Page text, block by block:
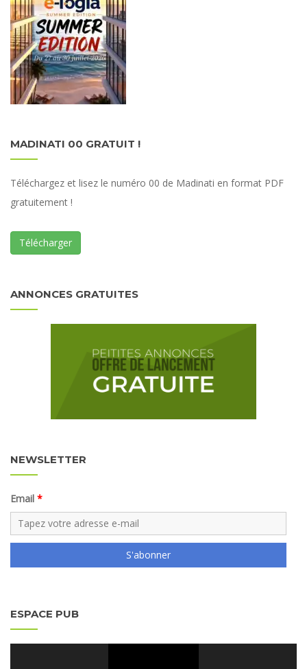
MADINATI 00 GRATUIT !
Téléchargez et lisez le numéro 00 de Madinati en format PDF
gratuitement !
Télécharger
ANNONCES GRATUITES
NEWSLETTER
Email
S'abonner
ESPACE PUB